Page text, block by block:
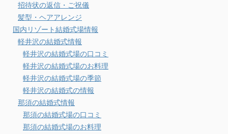
招待状の返信・ご祝儀
髪型・ヘアアレンジ
国内リゾート結婚式場情報
軽井沢の結婚式情報
軽井沢の結婚式場の口コミ
軽井沢の結婚式場のお料理
軽井沢の結婚式場の季節
軽井沢の結婚式の情報
那須の結婚式情報
那須の結婚式場の口コミ
那須の結婚式場のお料理